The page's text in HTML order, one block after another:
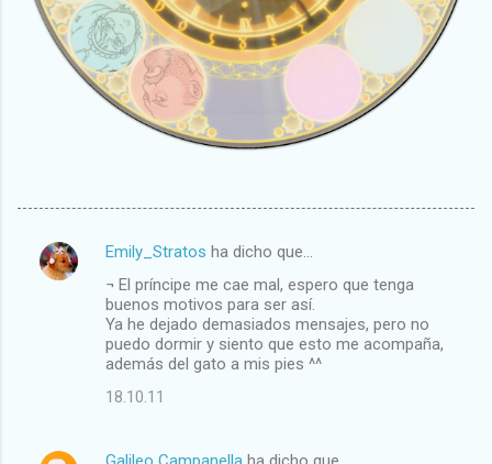
C
Emily_Stratos ha dicho que…
¬ El príncipe me cae mal, espero que tenga
buenos motivos para ser así.
Ya he dejado demasiados mensajes, pero no
puedo dormir y siento que esto me acompaña,
además del gato a mis pies ^^
18.10.11